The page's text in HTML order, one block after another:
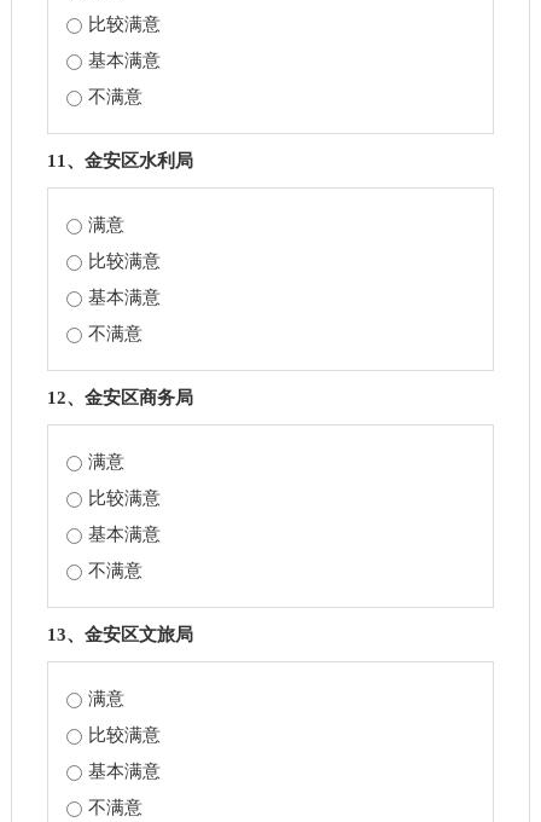
比较满意
基本满意
不满意
11、金安区水利局
满意
比较满意
基本满意
不满意
12、金安区商务局
满意
比较满意
基本满意
不满意
13、金安区文旅局
满意
比较满意
基本满意
不满意